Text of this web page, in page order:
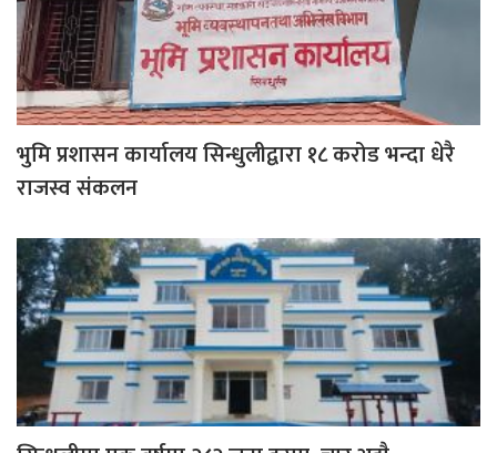
भुमि प्रशासन कार्यालय सिन्धुलीद्वारा १८ करोड भन्दा धेरै
राजस्व संकलन